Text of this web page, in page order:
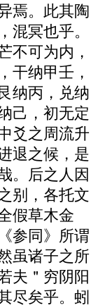
焉。此其陶
混冥也乎。
不可为内，
干纳甲壬，
纳丙，兑纳
己，初无定
爻之周流升
退之候，是
。后之人因
别，各托文
假草木金
参同》所谓
虽诸子之所
夫＂穷阴阳
尽矣乎。蚓